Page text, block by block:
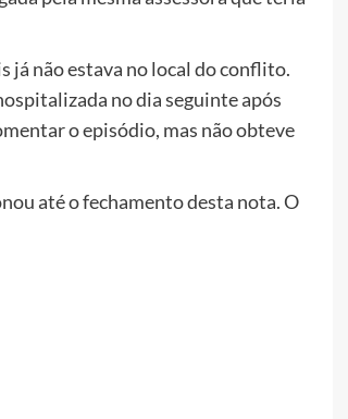
já não estava no local do conflito.
no dia seguinte após
o episódio, mas não obteve
até o fechamento desta nota. O